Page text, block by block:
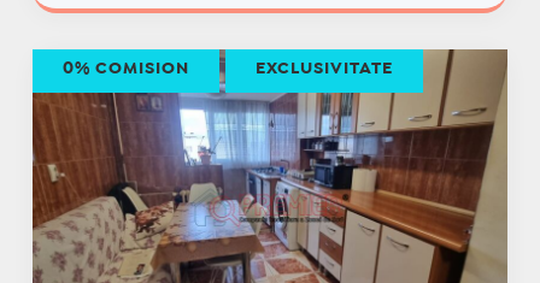
0% COMISION EXCLUSIVITATE